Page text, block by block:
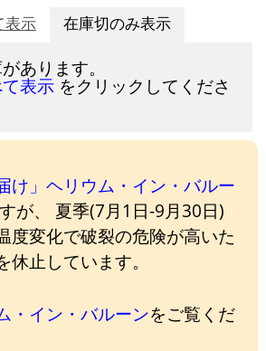
表示 在庫切のみ表示
あります。
表示 をクリックしてくださ
け」ヘリウム・イン・バルー
が、 夏季(7月1日-9月30日)
度変化で破裂の危険が高いた
止しています。
・イン・バルーンをご覧くだ